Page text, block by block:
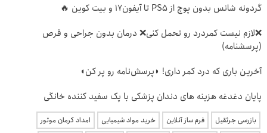
گردونه شانس بدون پوچ از PS5 تا آیفون17 و بیت کوین 🔥
❌لازم نیست کمردرد رو تحمل کنی❌ درمان بدون جراحی و قرص
(پرسشنامه)
آخرین باری که درد کمر داری! ◗پرسش‌نامه رو پر کن◖
پایان دغدغه هزینه های دندان پزشکی با پک سفید کننده خانگی
بازرسی جرثقیل فرم ساز آنلاین خرید مواد شیمیایی
امداد کرمان موتور